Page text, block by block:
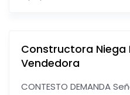
Constructora Niega
Vendedora
CONTESTO DEMANDA